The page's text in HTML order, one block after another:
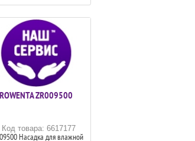
ROWENTA ZR009500
Код товара: 6617177
Насадка для влажной